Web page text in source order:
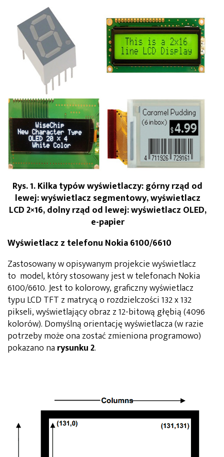
Rys. 1. Kilka typów wyświetlaczy: górny rząd od
lewej: wyświetlacz segmentowy, wyświetlacz
LCD 2×16, dolny rząd od lewej: wyświetlacz OLED,
e-papier
Wyświetlacz z telefonu Nokia 6100/6610
Zastosowany w opisywanym projekcie wyświetlacz
to model, który stosowany jest w telefonach Nokia
6100/6610. Jest to kolorowy, graficzny wyświetlacz
typu LCD TFT z matrycą o rozdzielczości 132 x 132
pikseli, wyświetlający obraz z 12-bitową głębią (4096
kolorów). Domyślną orientację wyświetlacza (w razie
potrzeby może ona zostać zmieniona programowo)
pokazano na rysunku 2.